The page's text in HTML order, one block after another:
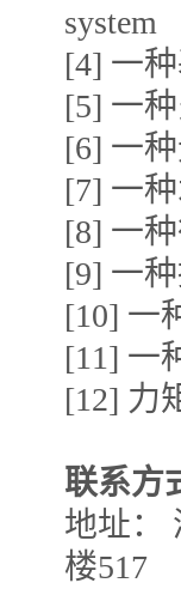
system
[4] 一
[5] 一
[6] 一
[7] 一
[8] 一
[9] 一
[10] 一
[11] 一
[12] 力
联系方
地址：
楼517